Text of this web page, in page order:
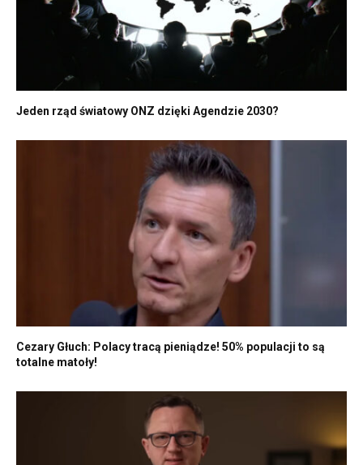
Jeden rząd światowy ONZ dzięki Agendzie 2030?
Cezary Głuch: Polacy tracą pieniądze! 50% populacji to są
totalne matoły!